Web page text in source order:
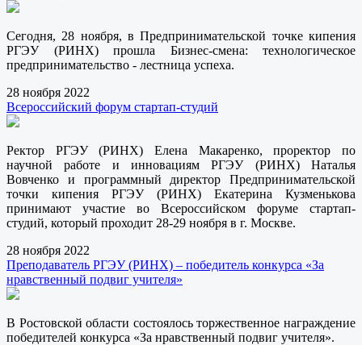
Сегодня, 28 ноября, в Предпринимательской точке кипения
РГЭУ (РИНХ) прошла Бизнес-смена: технологическое
предпринимательство - лестница успеха.
28 ноября 2022
Всероссийский форум стартап-студий
Ректор РГЭУ (РИНХ) Елена Макаренко, проректор по
научной работе и инновациям РГЭУ (РИНХ) Наталья
Вовченко и программный директор Предпринимательской
точки кипения РГЭУ (РИНХ) Екатерина Кузменькова
принимают участие во Всероссийском форуме стартап-
студий, который проходит 28-29 ноября в г. Москве.
28 ноября 2022
Преподаватель РГЭУ (РИНХ) – победитель конкурса «За
нравственный подвиг учителя»
В Ростовской области состоялось торжественное награждение
победителей конкурса «За нравственный подвиг учителя».